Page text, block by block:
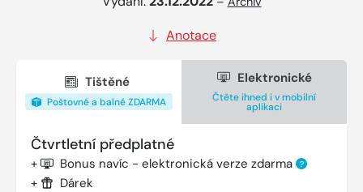
Anotace
Tištěné
Poštovné a balné ZDARMA
Elektronické
Čtěte ihned i v mobilní
aplikaci
Čtvrtletní předplatné
+ Bonus navíc - elektronická verze zdarma ?
+ Dárek